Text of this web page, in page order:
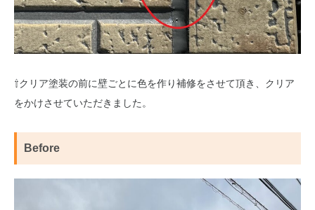
⇧クリア塗装の前に壁ごとに色を作り補修をさせて頂き、クリア
をかけさせていただきました。
Before